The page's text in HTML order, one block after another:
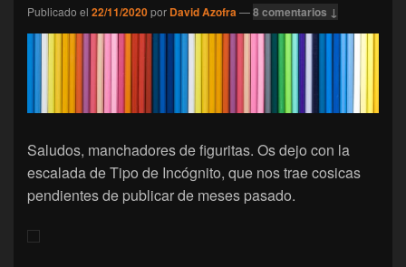
Publicado el 22/11/2020por David Azofra—8 comentarios ↓
Saludos, manchadores de figuritas. Os dejo con la
escalada de Tipo de Incógnito, que nos trae cosicas
pendientes de publicar de meses pasado.